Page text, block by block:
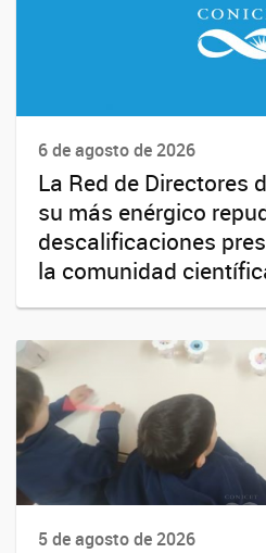
6 de agosto de 2026
La Red de Directores
su más enérgico
descalificaciones
la comunidad
5 de agosto de 2026